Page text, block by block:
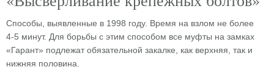
Способы, выявленные в 1998 году. Время на взлом не более
4-5 минут. Для борьбы с этим способом все муфты на замках
«Гарант» подлежат обязательной закалке, как верхняя, так и
нижняя половина.